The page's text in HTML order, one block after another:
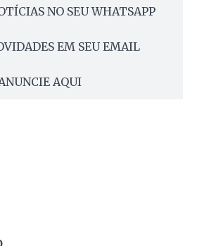
NO SEU WHATSAPP
EM SEU EMAIL
AQUI